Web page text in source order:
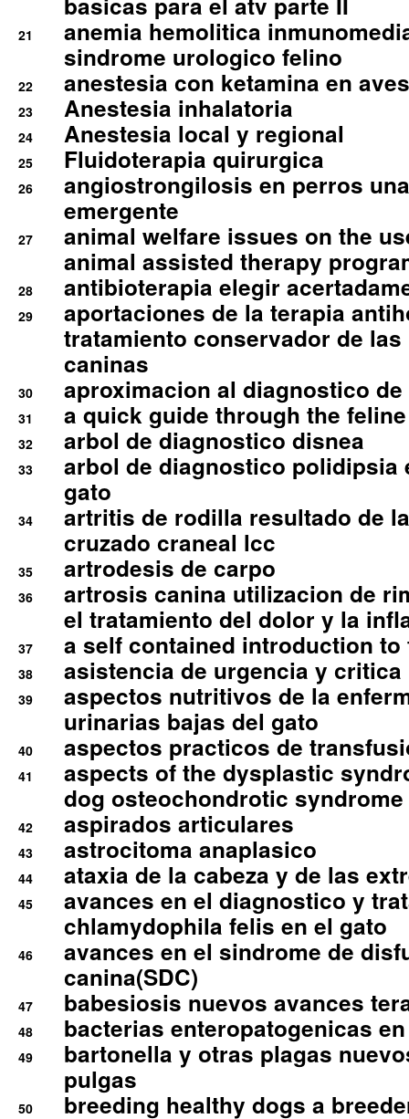
21
anemia hemolitica
sindrome urologico felino
22 anestesia con ketamina en
23 Anestesia inhalatoria
24 Anestesia local y regional
25 Fluidoterapia quirurgica
26
angiostrongilosis en perros
emergente
27
animal welfare issues on the
animal assisted therapy
28 antibioterapia elegir
29
aportaciones de la terapia
tratamiento conservador de
caninas
30 aproximacion al diagnostico
31 a quick guide through the
32 arbol de diagnostico disnea
33
arbol de diagnostico polidipsia
gato
34
artritis de rodilla resultado de
cruzado craneal lcc
35 artrodesis de carpo
36
artrosis canina utilizacion de
el tratamiento del dolor y la
37 a self contained introduction
38 asistencia de urgencia y
39
aspectos nutritivos de la
urinarias bajas del gato
40 aspectos practicos de
41
aspects of the dysplastic
dog osteochondrotic syndrome
42 aspirados articulares
43 astrocitoma anaplasico
44 ataxia de la cabeza y de las
45
avances en el diagnostico y
chlamydophila felis en el gato
46
avances en el sindrome de
canina(SDC)
47 babesiosis nuevos avances
48 bacterias enteropatogenicas
49
bartonella y otras plagas
pulgas
50 breeding healthy dogs a